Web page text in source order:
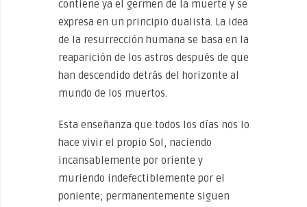
contiene ya el germen de la muerte y se
expresa en un principio dualista. La idea
de la resurrección humana se basa en la
reaparición de los astros después de que
han descendido detrás del horizonte al
mundo de los muertos.
Esta enseñanza que todos los días nos lo
hace vivir el propio Sol, naciendo
incansablemente por oriente y
muriendo indefectiblemente por el
poniente; permanentemente siguen